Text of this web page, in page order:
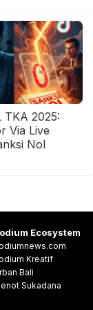
TKA 2025:
Via Live
Nol
Ecosystem
Kreatif
Bali
Sukadana